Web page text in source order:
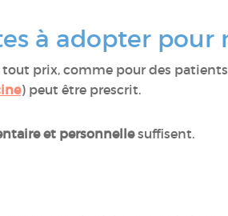
à adopter
prix, comme pour des
) peut être prescrit.
et personnellesuffisent.